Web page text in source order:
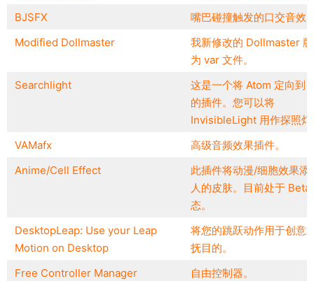
BJSFX
嘴巴碰撞触发的口交音效
Modified Dollmaster
我新修改的 Dollmaster
为 var 文件。
Searchlight
这是一个将 Atom 定向到
的插件。您可以将
InvisibleLight 用作探照灯
VAMafx
高级音频效果插件。
Anime/Cell Effect
此插件将动漫/细胞效果添
人的皮肤。目前处于 Beta
态。
DesktopLeap: Use your Leap
Motion on Desktop
将您的跳跃动作用于创意
抚目的。
Free Controller Manager
自由控制器。